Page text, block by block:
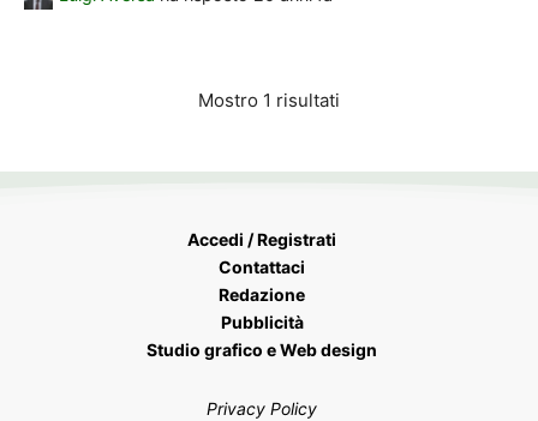
Mostro 1 risultati
Accedi / Registrati
Contattaci
Redazione
Pubblicità
Studio grafico e Web design
Privacy Policy